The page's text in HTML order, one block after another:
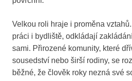
Velkou roli hraje i proměna
práci i bydliště, odkládají
sami. Přirozené komunity, které
sousedství nebo širší rodiny, se
běžné, že člověk roky nezná své